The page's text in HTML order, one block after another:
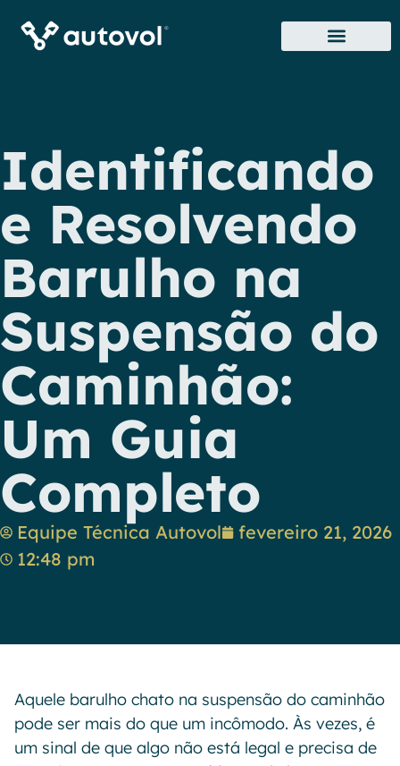
Identificando
e Resolvendo
Barulho na
Suspensão do
Caminhão:
Um Guia
Completo
Equipe Técnica Autovol
fevereiro 21, 2026
12:48 pm
Aquele barulho chato na suspensão do caminhão
pode ser mais do que um incômodo. Às vezes, é
um sinal de que algo não está legal e precisa de